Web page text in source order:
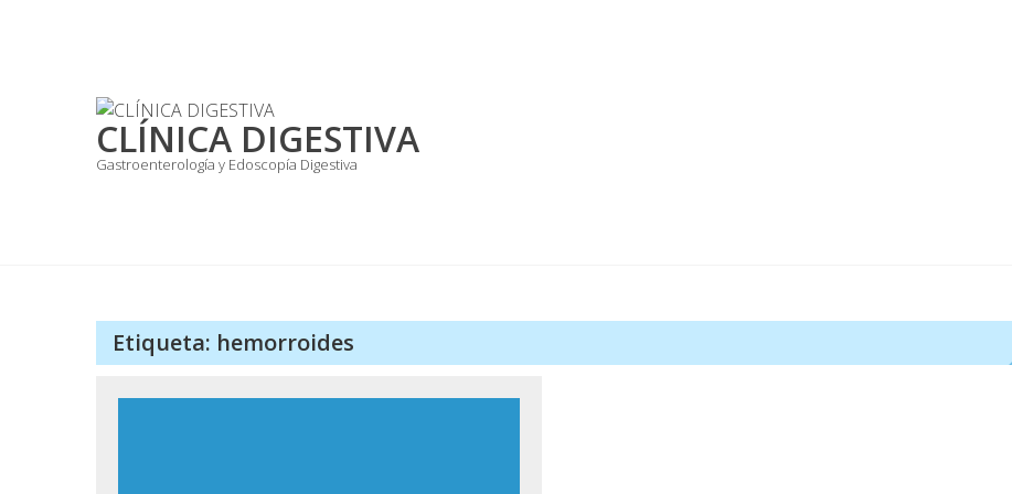
CLÍNICA DIGESTIVA
Gastroenterología y Edoscopía Digestiva
Etiqueta: hemorroides